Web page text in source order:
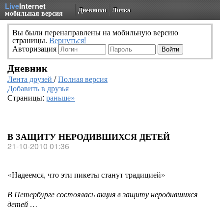
LiveInternet
мобильная версия Дневники Личка
Вы были перенаправлены на мобильную версию
страницы. Вернуться!
Авторизация
Дневник
Лента друзей /Полная версия
Добавить в друзья
Страницы: раньше»
В ЗАЩИТУ НЕРОДИВШИХСЯ ДЕТЕЙ
21-10-2010 01:36
«Надеемся, что эти пикеты станут традицией»
В Петербурге состоялась акция в защиту неродившихся
детей …